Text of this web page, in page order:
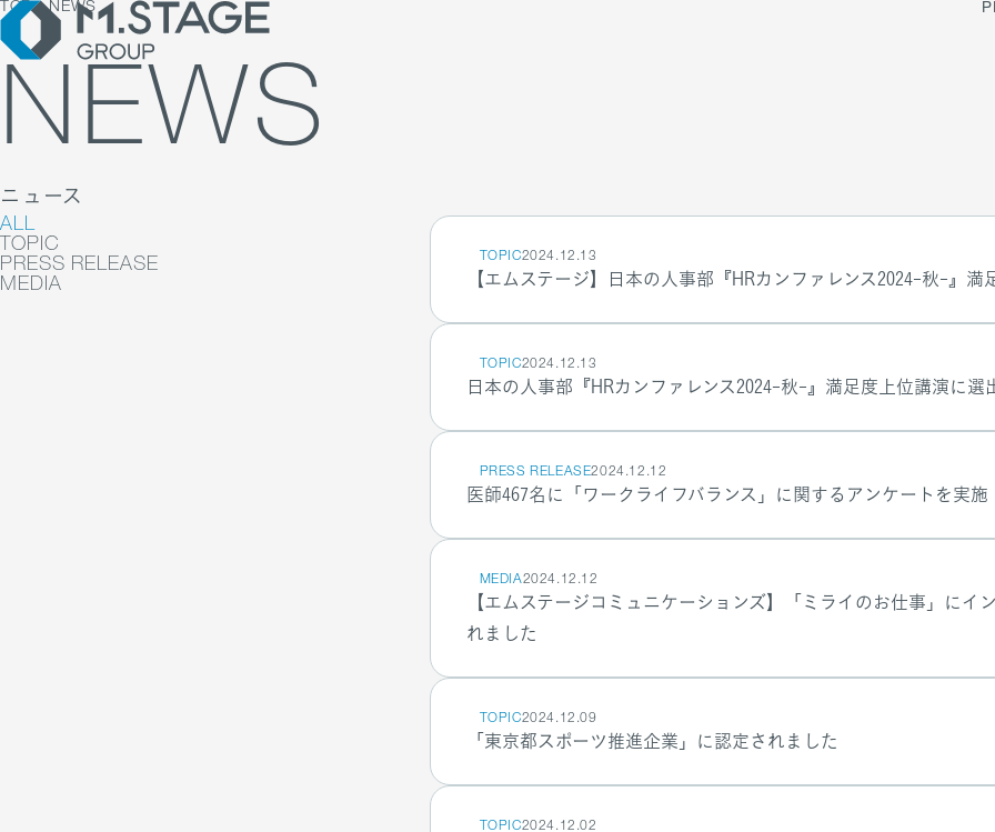
BUSINESS
BUSINESS TOP
医業承継M&A
COMPANY
COMPANY TOP / グループ代表挨拶・会社概要
数字で見るエムステージグループ
サステナビリティ
RECRUIT
採用メッセージ
TOP NEWS
NEWS
ニュース
ALL
TOPIC
PRESS RELEASE
MEDIA
TOPIC2024.12.13
【エムステージ】日本の人事部『HRカンファレンス2024-秋-』満
TOPIC2024.12.13
日本の人事部『HRカンファレンス2024-秋-』満足度上位講演に選
PRESS RELEASE2024.12.12
医師467名に「ワークライフバランス」に関するアンケートを実施
MEDIA2024.12.12
【エムステージコミュニケーションズ】「ミライのお仕事」にイ
れました
TOPIC2024.12.09
「東京都スポーツ推進企業」に認定されました
TOPIC2024.12.02